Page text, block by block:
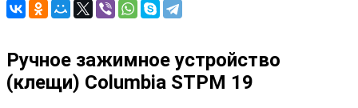
Ручное зажимное устройство
(клещи) Columbia STPM 19